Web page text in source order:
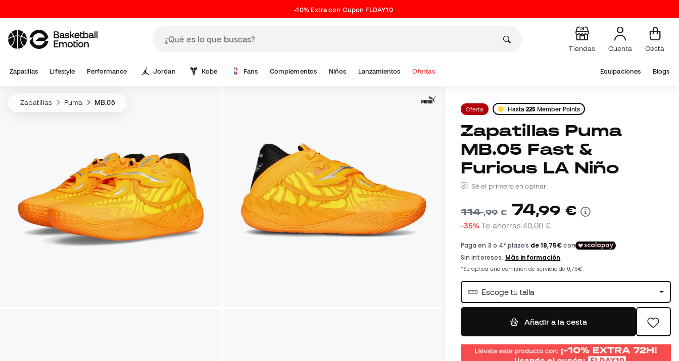
-10% Extra con Cupón FLDAY10
Tiendas Cuenta Cesta
Zapatillas Lifestyle Performance Jordan Kobe Fans Complementos Niños Lanzamientos Ofertas Equipaciones Blogs
Zapatillas Puma MB.05
Oferta Hasta 225 Member Points
Zapatillas Puma
MB.05 Fast &
Furious LA Niño
Sé el primero en opinar
114,99 € 74,99 €
-35% Te ahorras40,00 €
Escoge tu talla
Añadir a la cesta